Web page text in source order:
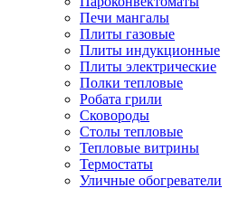
Печи мангалы
Плиты газовые
Плиты индукционные
Плиты электрические
Полки тепловые
Робата грили
Сковороды
Столы тепловые
Тепловые витрины
Термостаты
Уличные обогреватели